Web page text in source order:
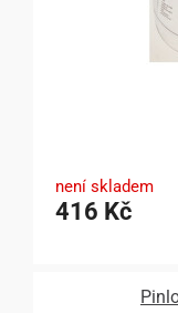
není skladem
416 Kč